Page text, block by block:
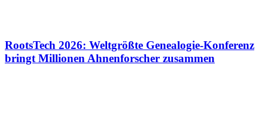
RootsTech 2026: Weltgrößte Genealogie-Konferenz
bringt Millionen Ahnenforscher zusammen